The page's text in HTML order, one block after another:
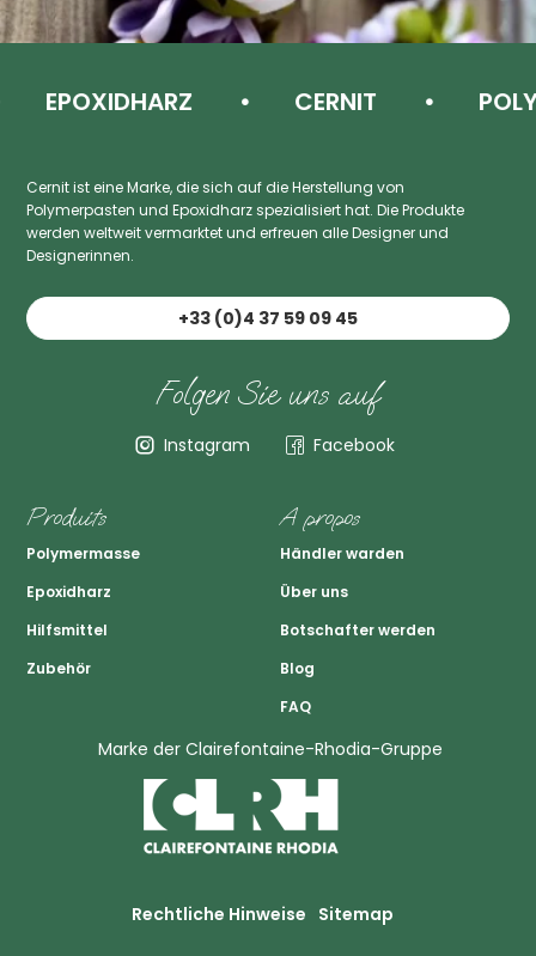
EPOXIDHARZ CERNIT
Cernit ist eine Marke, die sich auf die Herstellung von
Polymerpasten und Epoxidharz spezialisiert hat. Die Produkte
werden weltweit vermarktet und erfreuen alle Designer und
Designerinnen.
+33 (0)4 37 59 09 45
Folgen Sie uns auf
Instagram Facebook
Produits
Polymermasse
Epoxidharz
Hilfsmittel
Zubehör
A propos
Händler warden
Über uns
Botschafter werden
Blog
FAQ
Marke der Clairefontaine-Rhodia-Gruppe
Rechtliche Hinweise Sitemap